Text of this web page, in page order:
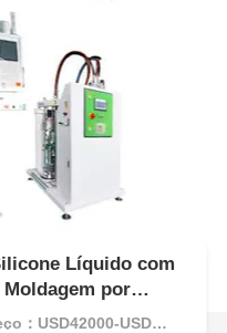
Líquido com
Moldagem por
Preço：USD42000-USD82000per set